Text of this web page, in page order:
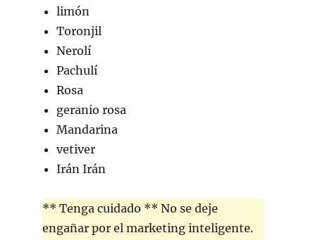
limón
Toronjil
Nerolí
Pachulí
Rosa
geranio rosa
Mandarina
vetiver
Irán Irán
** Tenga cuidado ** No se deje
engañar por el marketing inteligente.